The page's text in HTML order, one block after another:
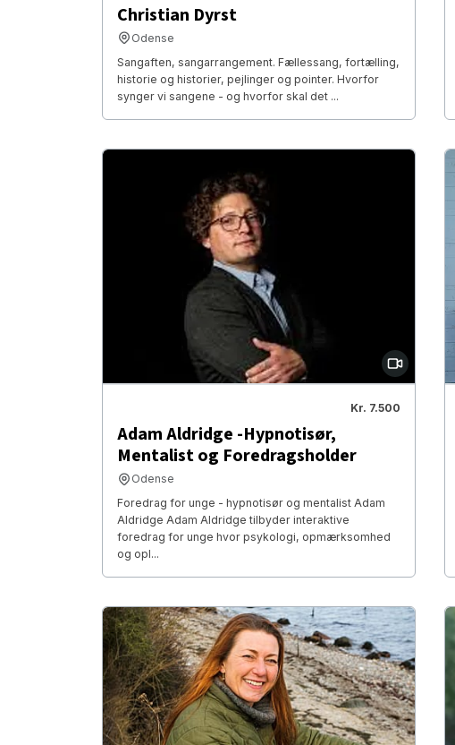
Christian Dyrst
Odense
Sangaften, sangarrangement. Fællessang, fortælling,
historie og historier, pejlinger og pointer. Hvorfor
synger vi sangene - og hvorfor skal det ...
Kr. 7.500
Adam Aldridge -Hypnotisør,
Mentalist og Foredragsholder
Odense
Foredrag for unge - hypnotisør og mentalist Adam
Aldridge Adam Aldridge tilbyder interaktive
foredrag for unge hvor psykologi, opmærksomhed
og opl...